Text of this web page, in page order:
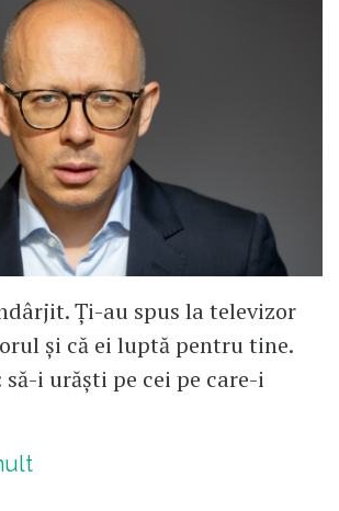
Ți-au spus la televizor
și că ei luptă pentru tine.
i urăști pe cei pe care-i